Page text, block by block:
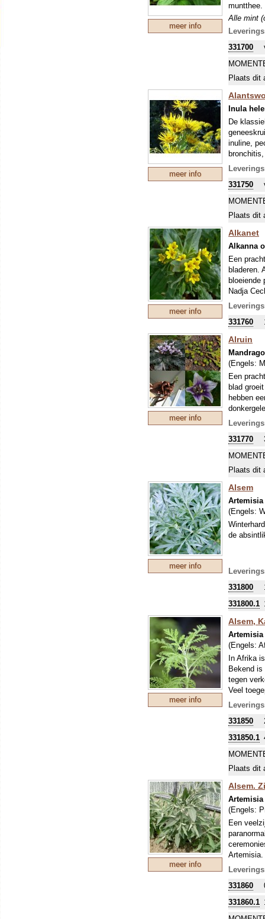
meer info
muntthee.
Alle mint
compacte
(hard)
vlinders
331700
Plaats dit
meer info
Inula
De
inuline,
zoetstof
een
331750
Plaats dit
meer info
Alkanet
Alkanna
Een
bladeren.
bloeiende
Nadja
werking,
De plant
deze
Een
kleuren.
331760
meer info
Alruin
(Engels:
Een
blad
hebben
een
een
dus het
331770
Plaats dit
meer info
Alsem
(Engels:
de
331800
331800.1
meer info
Alsem,
Artemisia
(Engels:
In Afrika
Bekend
tegen
Veel
fijn
haag, die
331850
331850.1
Plaats dit
meer info
Alsem.
(Engels:
Een
Artemisia.
remmend
goed
tradities
heerlijk
331860
331860.1